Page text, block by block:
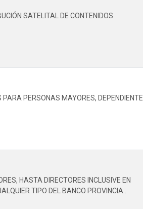
SATELITAL DE CONTENIDOS
PERSONAS MAYORES, DEPENDIENTE
HASTA DIRECTORES INCLUSIVE EN
TIPO DEL BANCO PROVINCIA..